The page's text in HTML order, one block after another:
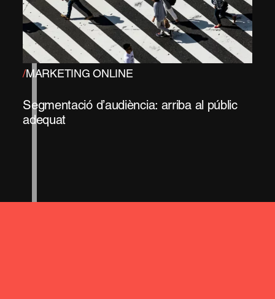
/MARKETING ONLINE
Segmentació d’audiència: arriba al públic
adequat